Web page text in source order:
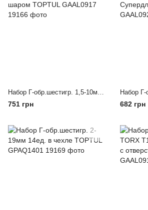
Набор Г-обр.шестигр. 1,5-10мм 9ед. супердлинных с шаром TOPTUL GAAL0917
751 грн 682 грн